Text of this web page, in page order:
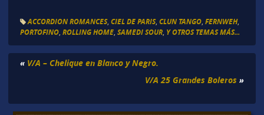
ACCORDION ROMANCES, CIEL DE PARIS, CLUN TANGO, FERNWEH,
PORTOFINO, ROLLING HOME, SAMEDI SOUR, Y OTROS TEMAS MÁS...
« V/A – Chelique en Blanco y Negro.
V/A 25 Grandes Boleros »